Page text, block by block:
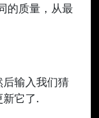
的质量，从最
输入我们猜
它了.